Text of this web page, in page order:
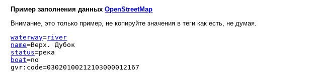
Пример заполнения данныхOpenStreetMap
Внимание, это только пример, не копируйте значения в теги как есть, не думая.
waterway=river
name=Верх. Дубок
status=река
boat=no
gvr:code=03020100212103000012167